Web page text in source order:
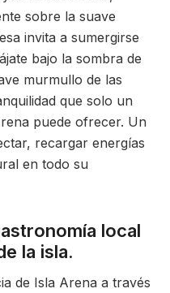
sobre la suave
invita a sumergirse
bajo la sombra de
murmullo de las
que solo un
puede ofrecer. Un
recargar energías
en todo su
local
la isla.
de Isla Arena a través